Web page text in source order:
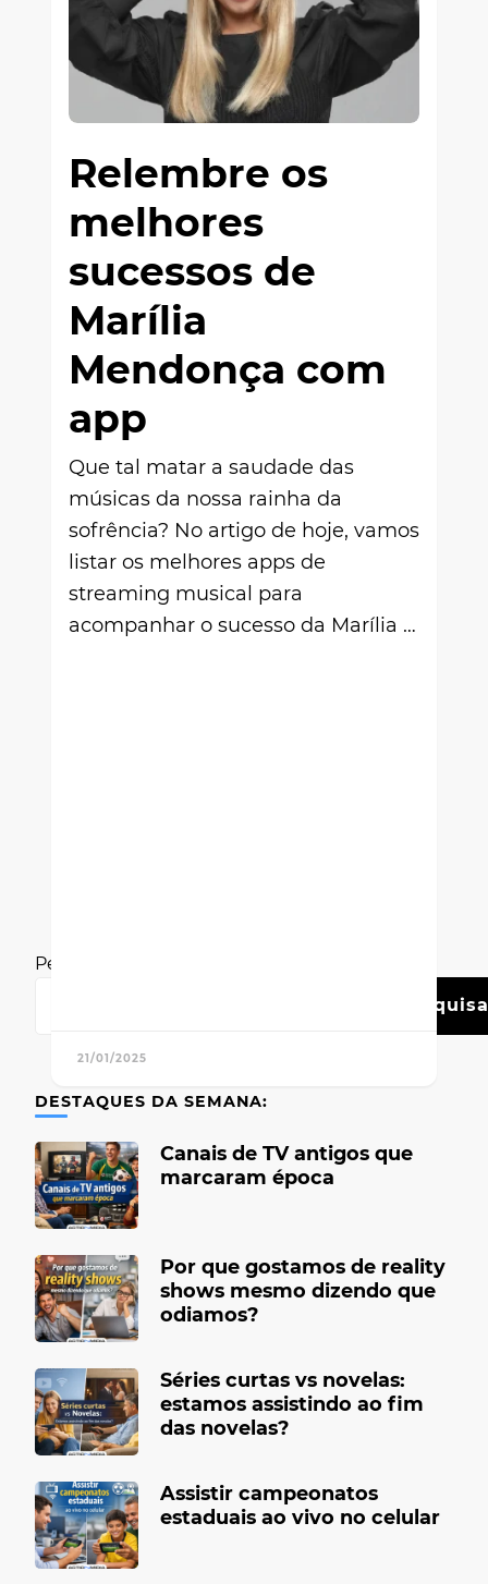
Relembre os
melhores
sucessos de
Marília
Mendonça com
app
Que tal matar a saudade das
músicas da nossa rainha da
sofrência? No artigo de hoje, vamos
listar os melhores apps de
streaming musical para
acompanhar o sucesso da Marília …
21/01/2025
Pesquisar
DESTAQUES DA SEMANA:
Canais de TV antigos que
marcaram época
Por que gostamos de reality
shows mesmo dizendo que
odiamos?
Séries curtas vs novelas:
estamos assistindo ao fim
das novelas?
Assistir campeonatos
estaduais ao vivo no celular